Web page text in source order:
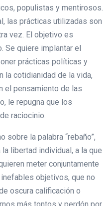
populistas y mentirosos.
las prácticas utilizadas son
vez. El objetivo es
Se quiere implantar el
prácticas políticas y
la cotidianidad de la vida,
el pensamiento de las
le repugna que los
raciocinio.
sobre la palabra “rebaño”,
libertad individual, a la que
meter conjuntamente
objetivos, que no
oscura calificación o